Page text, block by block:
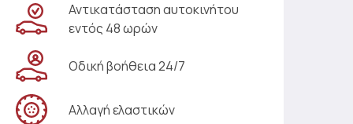
Αντικατάσταση αυτοκινήτου
εντός 48 ωρών
Οδική βοήθεια 24/7
Αλλαγή ελαστικών